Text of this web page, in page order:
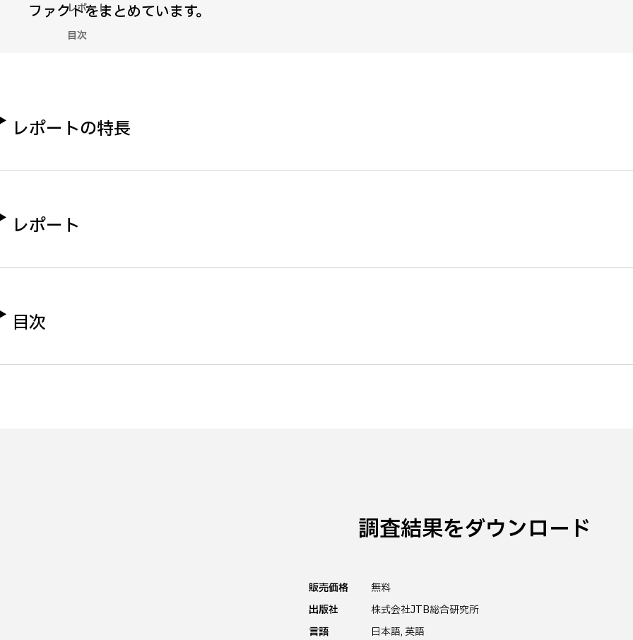
レポート
目次
ファクトをまとめています。
レポートの特長
レポート
目次
調査結果をダウンロード
販売価格
無料
出版社
株式会社JTB総合研究所
言語
日本語, 英語